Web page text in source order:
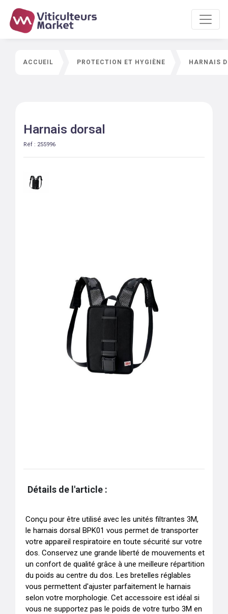
ACCUEIL PROTECTION ET HYGIÈNE HARNAIS
Harnais dorsal
Réf : 255996
Détails de l'article :
Conçu pour être utilisé avec les unités filtrantes 3M,
le harnais dorsal BPK01 vous permet de transporter
votre appareil respiratoire en toute sécurité sur votre
dos. Conservez une grande liberté de mouvements et
un confort de qualité grâce à une meilleure répartition
du poids au centre du dos. Les bretelles réglables
vous permettent d'ajuster parfaitement le harnais
selon votre morphologie. Cet accessoire est idéal si
vous ne supportez pas le poids de votre turbo 3M en